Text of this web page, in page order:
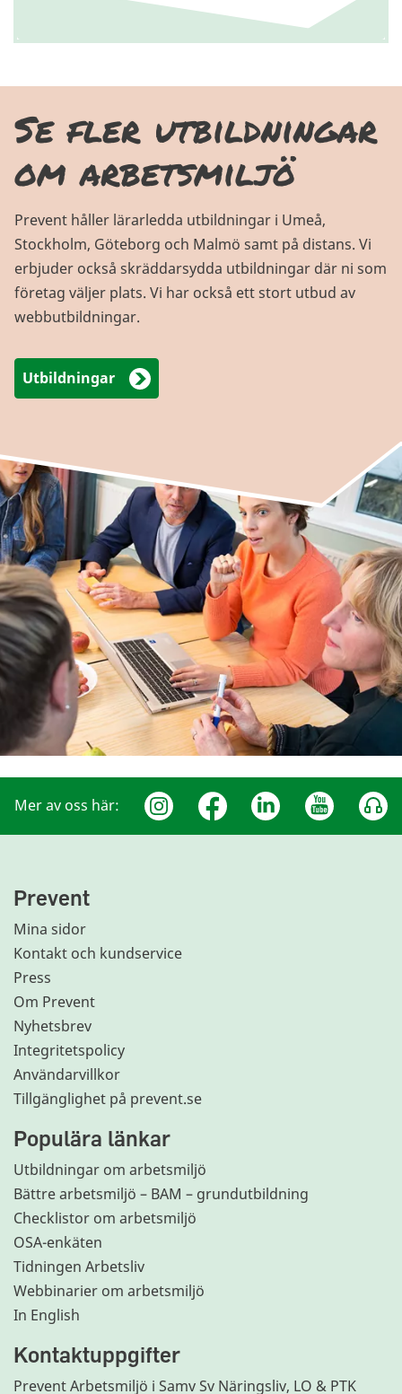
Se fler utbildningar
om arbetsmiljö
Prevent håller lärarledda utbildningar i Umeå,
Stockholm, Göteborg och Malmö samt på distans. Vi
erbjuder också skräddarsydda utbildningar där ni som
företag väljer plats. Vi har också ett stort utbud av
webbutbildningar.
Utbildningar
Mer av oss här:
Prevent
Mina sidor
Kontakt och kundservice
Press
Om Prevent
Nyhetsbrev
Integritetspolicy
Användarvillkor
Tillgänglighet på prevent.se
Populära länkar
Utbildningar om arbetsmiljö
Bättre arbetsmiljö – BAM – grundutbildning
Checklistor om arbetsmiljö
OSA-enkäten
Tidningen Arbetsliv
Webbinarier om arbetsmiljö
In English
Kontaktuppgifter
Prevent Arbetsmiljö i Samv Sv Näringsliv, LO & PTK